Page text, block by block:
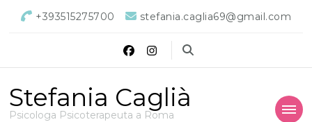
+393515275700 stefania.caglia69@gmail.com
Stefania Caglià
Psicologa Psicoterapeuta a Roma